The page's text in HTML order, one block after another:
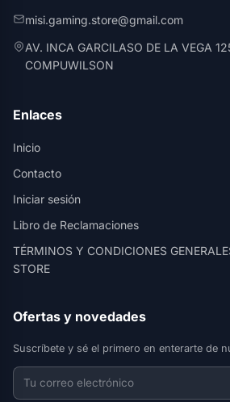
misi.gaming.store@gmail.com
AV. INCA GARCILASO DE LA VEGA
COMPUWILSON
Enlaces
Inicio
Contacto
Iniciar sesión
Libro de Reclamaciones
TÉRMINOS Y CONDICIONES
STORE
Ofertas y novedades
Suscríbete y sé el primero en enterarte de